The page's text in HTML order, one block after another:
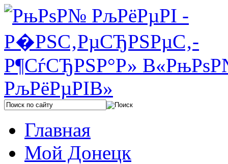
Главная
Мой Донецк